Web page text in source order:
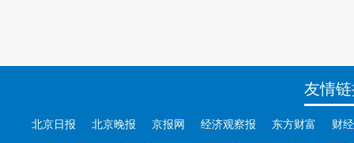
友情
北京日报 北京晚报 京报网 经济观察报 东方财富 财